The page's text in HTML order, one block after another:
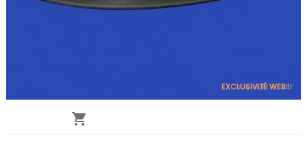
EXCLUSIVITÉ WEB !
